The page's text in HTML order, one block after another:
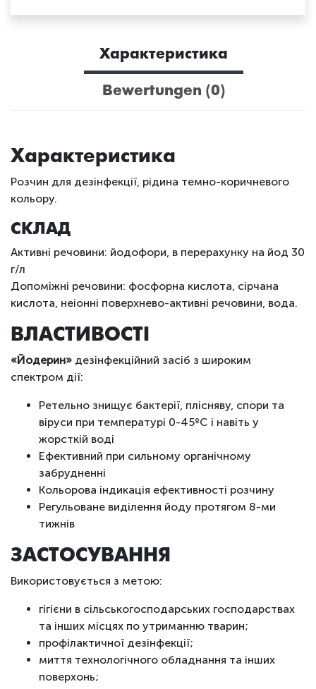
Характеристика
Bewertungen (0)
Характеристика
Розчин для дезінфекції, рідина темно-коричневого
кольору.
СКЛАД
Активні речовини: йодофори, в перерахунку на йод 30
г/л
Допоміжні речовини: фосфорна кислота, сірчана
кислота, неіонні поверхнево-активні речовини, вода.
ВЛАСТИВОСТІ
«Йодерин» дезінфекційний засіб з широким
спектром дії:
Ретельно знищує бактерії, плісняву, спори та
віруси при температурі 0-45ºС і навіть у
жорсткій воді
Ефективний при сильному органічному
забрудненні
Кольорова індикація ефективності розчину
Регульоване виділення йоду протягом 8-ми
тижнів
ЗАСТОСУВАННЯ
Використовується з метою:
гігієни в сільськогосподарських господарствах
та інших місцях по утриманню тварин;
профілактичної дезінфекції;
миття технологічного обладнання та інших
поверхонь;